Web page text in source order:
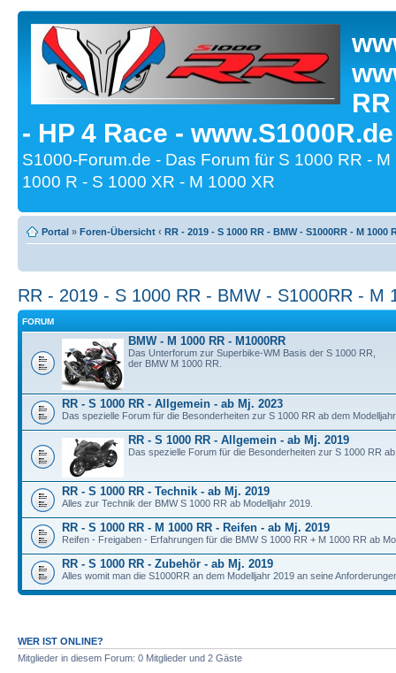
- HP 4 Race -
S1000-Forum.de - Das Forum für S 1000 RR -
1000 R - S 1000 XR - M 1000 XR
Portal » Foren-Übersicht ‹ RR - 2019 - S 1000 RR - BMW - S1000RR - M 1000
RR - 2019 - S 1000 RR - BMW - S1000RR - M
FORUM
BMW - M 1000 RR - M1000RR
Das Unterforum zur Superbike-WM Basis der S 1000 RR,
der BMW M 1000 RR.
RR - S 1000 RR - Allgemein - ab Mj. 2023
Das spezielle Forum für die Besonderheiten zur S 1000 RR ab dem
RR - S 1000 RR - Allgemein - ab Mj. 2019
Das spezielle Forum für die Besonderheiten zur S 1000 RR
RR - S 1000 RR - Technik - ab Mj. 2019
Alles zur Technik der BMW S 1000 RR ab Modelljahr 2019.
RR - S 1000 RR - M 1000 RR - Reifen - ab Mj. 2019
Reifen - Freigaben - Erfahrungen für die BMW S 1000 RR + M 1000 RR ab
RR - S 1000 RR - Zubehör - ab Mj. 2019
Alles womit man die S1000RR an dem Modelljahr 2019 an seine
WER IST ONLINE?
Mitglieder in diesem Forum: 0 Mitglieder und 2 Gäste